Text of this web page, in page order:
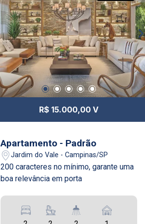
R$ 15.000,00 V
Apartamento - Padrão
Jardim do Vale - Campinas/SP
200 caracteres no mínimo, garante uma
boa relevância em porta